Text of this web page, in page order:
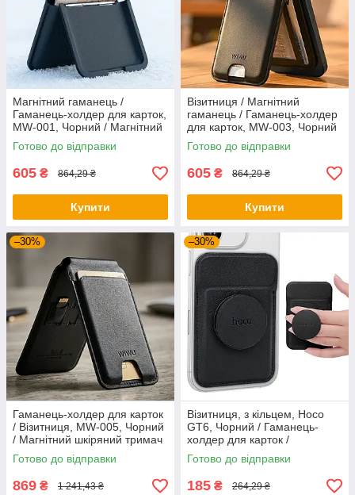
Магнітний гаманець /
Гаманець-холдер для карток,
MW-001, Чорний / Магнітний
кардхолдер з підставкою
Готово до відправки
605 ₴ 864,29 ₴
Купити
Візитниця / Магнітний
гаманець / Гаманець-холдер
для карток, MW-003, Чорний
/ Магнітний кардхолдер з
підставкою
Готово до відправки
605 ₴ 864,29 ₴
Купити
–30%
Гаманець-холдер для карток
/ Візитниця, MW-005, Чорний
/ Магнітний шкіряний тримач
для карток з підставкою
Готово до відправки
869 ₴ 1 241,43 ₴
–30%
Візитниця, з кільцем, Hoco
GT6, Чорний / Гаманець-
холдер для карток /
Магнітний шкіряний тримач
для карток
Готово до відправки
185 ₴ 264,29 ₴